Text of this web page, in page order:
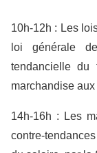
10h-12h : Les
loi générale
tendancielle
marchandise
14h-16h : Les
contre-